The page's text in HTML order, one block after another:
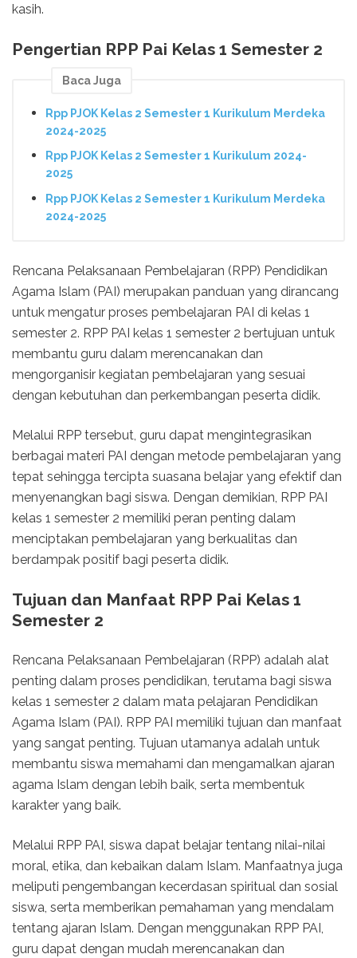
kasih.
Pengertian RPP Pai Kelas 1 Semester 2
Baca Juga
Rpp PJOK Kelas 2 Semester 1 Kurikulum Merdeka
2024-2025
Rpp PJOK Kelas 2 Semester 1 Kurikulum 2024-
2025
Rpp PJOK Kelas 2 Semester 1 Kurikulum Merdeka
2024-2025
Rencana Pelaksanaan Pembelajaran (RPP) Pendidikan
Agama Islam (PAI) merupakan panduan yang dirancang
untuk mengatur proses pembelajaran PAI di kelas 1
semester 2. RPP PAI kelas 1 semester 2 bertujuan untuk
membantu guru dalam merencanakan dan
mengorganisir kegiatan pembelajaran yang sesuai
dengan kebutuhan dan perkembangan peserta didik.
Melalui RPP tersebut, guru dapat mengintegrasikan
berbagai materi PAI dengan metode pembelajaran yang
tepat sehingga tercipta suasana belajar yang efektif dan
menyenangkan bagi siswa. Dengan demikian, RPP PAI
kelas 1 semester 2 memiliki peran penting dalam
menciptakan pembelajaran yang berkualitas dan
berdampak positif bagi peserta didik.
Tujuan dan Manfaat RPP Pai Kelas 1
Semester 2
Rencana Pelaksanaan Pembelajaran (RPP) adalah alat
penting dalam proses pendidikan, terutama bagi siswa
kelas 1 semester 2 dalam mata pelajaran Pendidikan
Agama Islam (PAI). RPP PAI memiliki tujuan dan manfaat
yang sangat penting. Tujuan utamanya adalah untuk
membantu siswa memahami dan mengamalkan ajaran
agama Islam dengan lebih baik, serta membentuk
karakter yang baik.
Melalui RPP PAI, siswa dapat belajar tentang nilai-nilai
moral, etika, dan kebaikan dalam Islam. Manfaatnya juga
meliputi pengembangan kecerdasan spiritual dan sosial
siswa, serta memberikan pemahaman yang mendalam
tentang ajaran Islam. Dengan menggunakan RPP PAI,
guru dapat dengan mudah merencanakan dan